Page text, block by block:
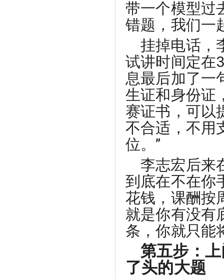
带一个模型过
错题，我们一
挂掉电话，
试讲时间定在
息最后加了一
生证和身份证
赛证书，可以
不合适，不用
位。”
李志宏后来
到底在不在你
花钱，课酬按
就是你有没有
条，你就只能
第五步：
了头的大题